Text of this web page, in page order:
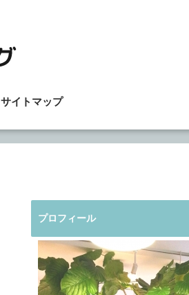
サイトマップ
プロフィール